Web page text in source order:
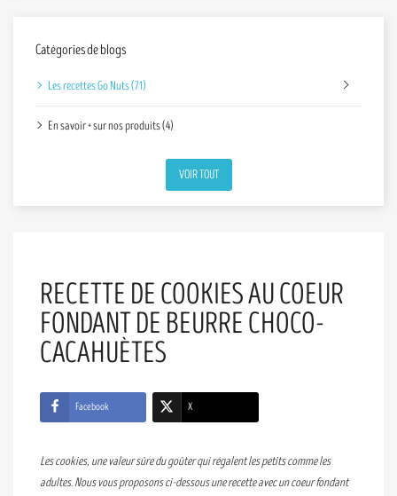
Catégories de blogs
Les recettes Go Nuts (71)
En savoir + sur nos produits (4)
VOIR TOUT
RECETTE DE COOKIES AU COEUR
FONDANT DE BEURRE CHOCO-
CACAHUÈTES
Facebook X
Les cookies, une valeur sûre du goûter qui régalent les petits comme les
adultes. Nous vous proposons ci-dessous une recette avec un coeur fondant